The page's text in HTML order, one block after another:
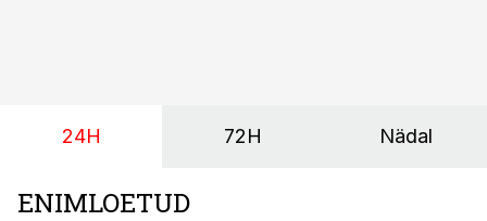
24H 72H Nädal
ENIMLOETUD